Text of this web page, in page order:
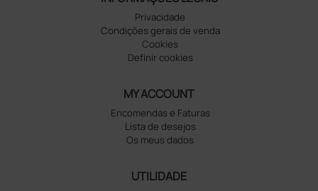
Privacidade
Condições gerais de venda
Cookies
Definir cookies
MY ACCOUNT
Encomendas e Faturas
Lista de desejos
Os meus dados
UTILIDADE